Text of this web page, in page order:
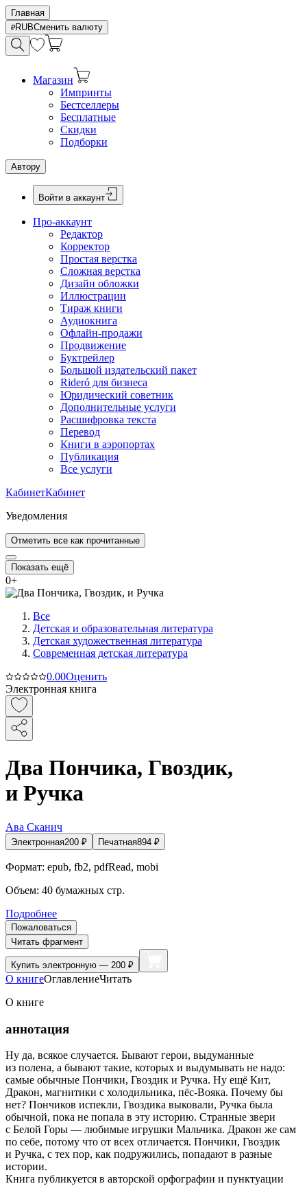
Главная
RUBСменить валюту
Магазин
Импринты
Бестселлеры
Бесплатные
Скидки
Подборки
Автору
Войти в аккаунт
Про-аккаунт
Редактор
Корректор
Простая верстка
Сложная верстка
Дизайн обложки
Иллюстрации
Тираж книги
Аудиокнига
Офлайн-продажи
Продвижение
Буктрейлер
Большой издательский пакет
Rideró для бизнеса
Юридический советник
Дополнительные услуги
Расшифровка текста
Перевод
Книги в аэропортах
Публикация
Все услуги
КабинетКабинет
Уведомления
Отметить все как прочитанные
Показать ещё
0+
Все
Детская и образовательная литература
Детская художественная литература
Современная детская литература
0.00Оценить
Электронная книга
Два Пончика, Гвоздик,
и Ручка
Ава Сканич
Электронная200 ₽ Печатная894 ₽
Формат: epub, fb2, pdfRead, mobi
Объем: 40 бумажных стр.
Подробнее
Пожаловаться
Читать фрагмент
Купить электронную — 200 ₽
О книгеОглавлениеЧитать
О книге
аннотация
Ну да, всякое случается. Бывают герои, выдуманные
из полена, а бывают такие, которых и выдумывать не надо:
самые обычные Пончики, Гвоздик и Ручка. Ну ещё Кит,
Дракон, магнитики с холодильника, пёс-Вояка. Почему бы
нет? Пончиков испекли, Гвоздика выковали, Ручка была
обычной, пока не попала в эту историю. Странные звери
с Белой Горы — любимые игрушки Мальчика. Дракон же сам
по себе, потому что от всех отличается. Пончики, Гвоздик
и Ручка, с тех пор, как подружились, попадают в разные
истории.
Книга публикуется в авторской орфографии и пунктуации